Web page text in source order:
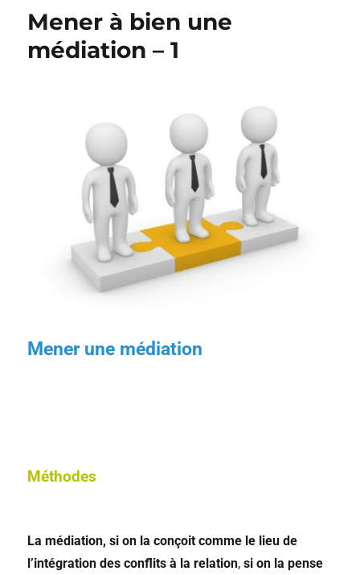
Mener à bien une
médiation – 1
Mener une médiation
Méthodes
La médiation, si on la conçoit comme le lieu de
l’intégration des conflits à la relation, si on la pense